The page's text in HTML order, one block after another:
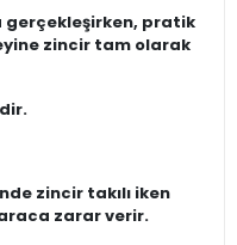
gerçekleşirken, pratik
zincir tam olarak
zincir takılı iken
zarar verir.